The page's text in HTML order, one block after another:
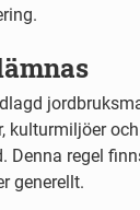
kulturmiljöer
Denna regel
generellt.